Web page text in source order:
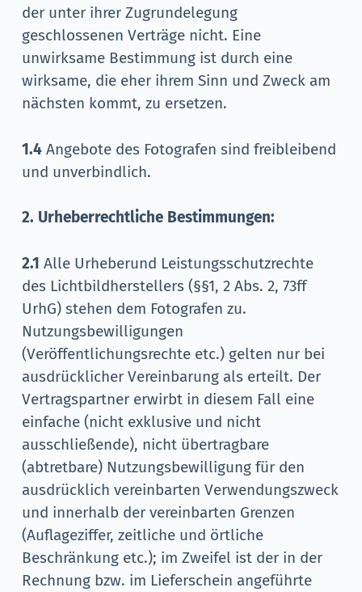
der unter ihrer Zugrundelegung
geschlossenen Verträge nicht. Eine
unwirksame Bestimmung ist durch eine
wirksame, die eher ihrem Sinn und Zweck am
nächsten kommt, zu ersetzen.
1.4Angebote des Fotografen sind freibleibend
und unverbindlich.
2. Urheberrechtliche Bestimmungen:
2.1 Alle Urheberund Leistungsschutzrechte
des Lichtbildherstellers (§§1, 2 Abs. 2, 73ff
UrhG) stehen dem Fotografen zu.
Nutzungsbewilligungen
(Veröffentlichungsrechte etc.) gelten nur bei
ausdrücklicher Vereinbarung als erteilt. Der
Vertragspartner erwirbt in diesem Fall eine
einfache (nicht exklusive und nicht
ausschließende), nicht übertragbare
(abtretbare) Nutzungsbewilligung für den
ausdrücklich vereinbarten Verwendungszweck
und innerhalb der vereinbarten Grenzen
(Auflageziffer, zeitliche und örtliche
Beschränkung etc.); im Zweifel ist der in der
Rechnung bzw. im Lieferschein angeführte